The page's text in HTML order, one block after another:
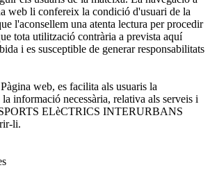
web li confereix la condició d'usuari de la
l'aconsellem una atenta lectura per procedir
tota utilització contrària a prevista aquí
i es susceptible de generar responsabilitats
web, es facilita als usuaris la
informació necessària, relativa als serveis i
ELèCTRICS INTERURBANS
li.